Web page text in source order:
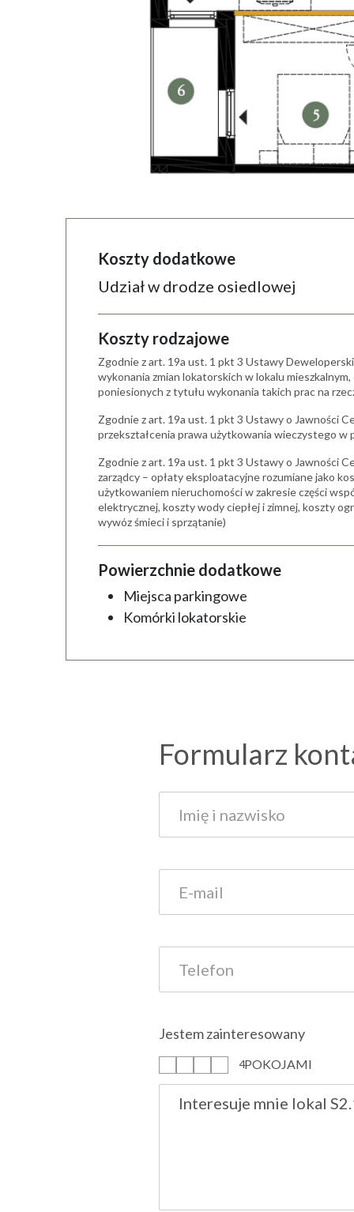
Koszty dodatkowe
Udział w drodze osiedlowej
Koszty rodzajowe
Zgodnie z art. 19a ust. 1 pkt 3 Ustawy
wykonania zmian lokatorskich w lokalu
poniesionych z tytułu wykonania takich prac na
Zgodnie z art. 19a ust. 1 pkt 3 Ustawy o Jawności
przekształcenia prawa użytkowania wieczystego w
Zgodnie z art. 19a ust. 1 pkt 3 Ustawy o Jawności
zarządcy – opłaty eksploatacyjne rozumiane jako
użytkowaniem nieruchomości w zakresie części
elektrycznej, koszty wody ciepłej i zimnej, koszty
wywóz śmieci i sprzątanie)
Powierzchnie dodatkowe
Miejsca parkingowe
Komórki lokatorskie
Formularz
Jestem zainteresowany
4POKOJAMI